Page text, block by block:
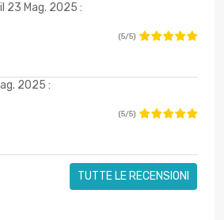
il 23 Mag. 2025 :
(5/5)
2025 :
(5/5)
TUTTE LE RECENSIONI